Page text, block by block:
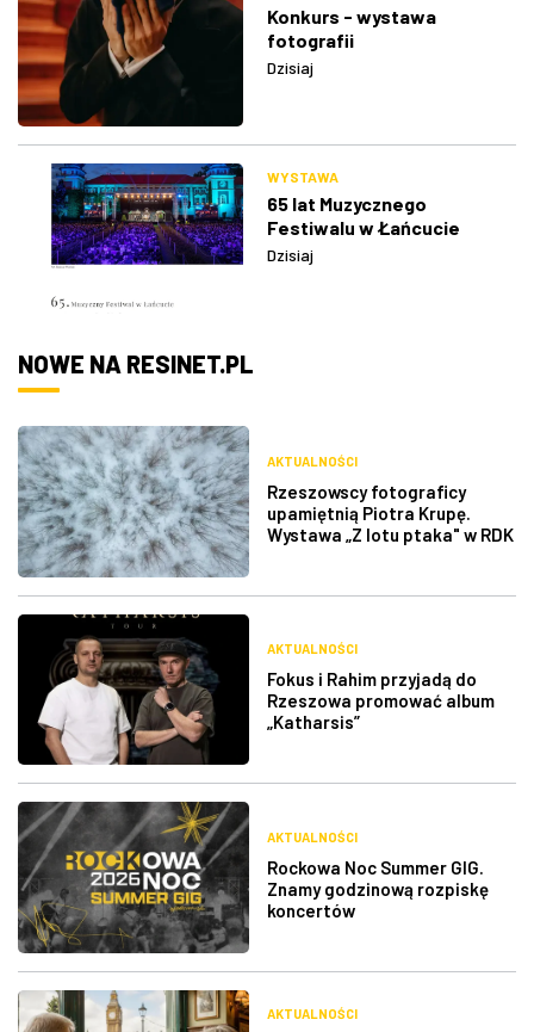
Konkurs - wystawa
fotografii
Dzisiaj
WYSTAWA
65 lat Muzycznego
Festiwalu w Łańcucie
Dzisiaj
NOWE NA RESINET.PL
AKTUALNOŚCI
Rzeszowscy fotograficy
upamiętnią Piotra Krupę.
Wystawa „Z lotu ptaka" w RDK
AKTUALNOŚCI
Fokus i Rahim przyjadą do
Rzeszowa promować album
„Katharsis”
AKTUALNOŚCI
Rockowa Noc Summer GIG.
Znamy godzinową rozpiskę
koncertów
AKTUALNOŚCI